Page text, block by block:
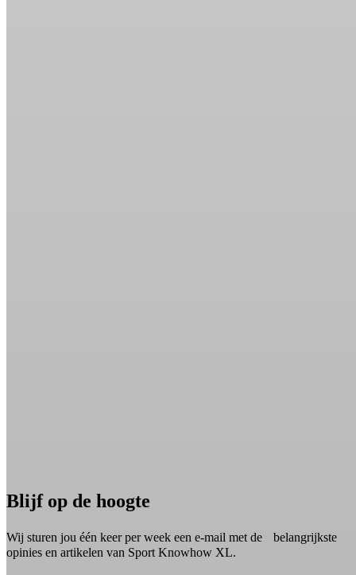
Blijf op de hoogte
Wij sturen jou één keer per week een e-mail met de belangrijkste
opinies en artikelen van Sport Knowhow XL.